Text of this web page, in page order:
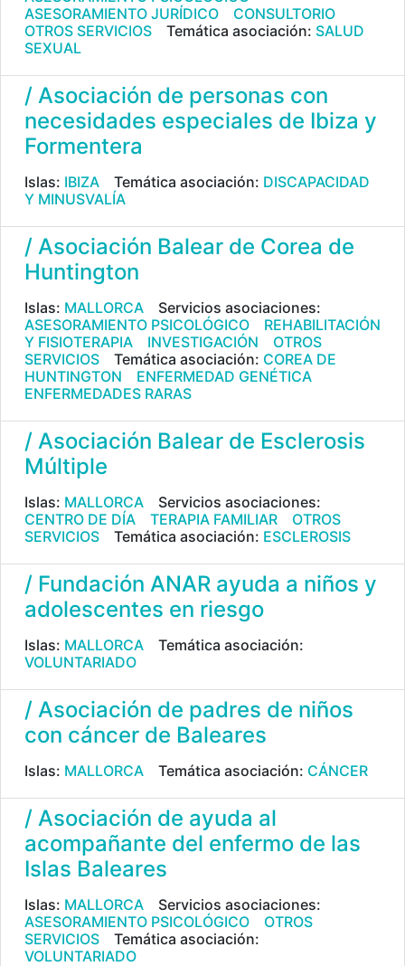
ASESORAMIENTO JURÍDICO
CONSULTORIO
OTROS SERVICIOS
Temática asociación: SALUD
SEXUAL
/ Asociación de personas con
necesidades especiales de Ibiza y
Formentera
Islas: IBIZA Temática asociación: DISCAPACIDAD
Y MINUSVALÍA
/ Asociación Balear de Corea de
Huntington
Islas: MALLORCA
Servicios asociaciones:
ASESORAMIENTO PSICOLÓGICO
REHABILITACIÓN
Y FISIOTERAPIA
INVESTIGACIÓN
OTROS
SERVICIOS
Temática asociación: COREA DE
HUNTINGTON
ENFERMEDAD GENÉTICA
ENFERMEDADES RARAS
/ Asociación Balear de Esclerosis
Múltiple
Islas: MALLORCA
Servicios asociaciones:
CENTRO DE DÍA
TERAPIA FAMILIAR
OTROS
SERVICIOS
Temática asociación: ESCLEROSIS
/ Fundación ANAR ayuda a niños y
adolescentes en riesgo
Islas: MALLORCA
Temática asociación:
VOLUNTARIADO
/ Asociación de padres de niños
con cáncer de Baleares
Islas: MALLORCA Temática asociación: CÁNCER
/ Asociación de ayuda al
acompañante del enfermo de las
Islas Baleares
Islas: MALLORCA
Servicios asociaciones:
ASESORAMIENTO PSICOLÓGICO
OTROS
SERVICIOS
Temática asociación:
VOLUNTARIADO